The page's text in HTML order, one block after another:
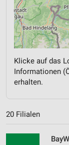
Klicke auf das
Informationen
erhalten.
20 Filialen